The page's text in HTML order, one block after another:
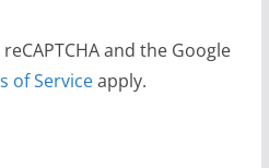
and the Google
of Serviceapply.